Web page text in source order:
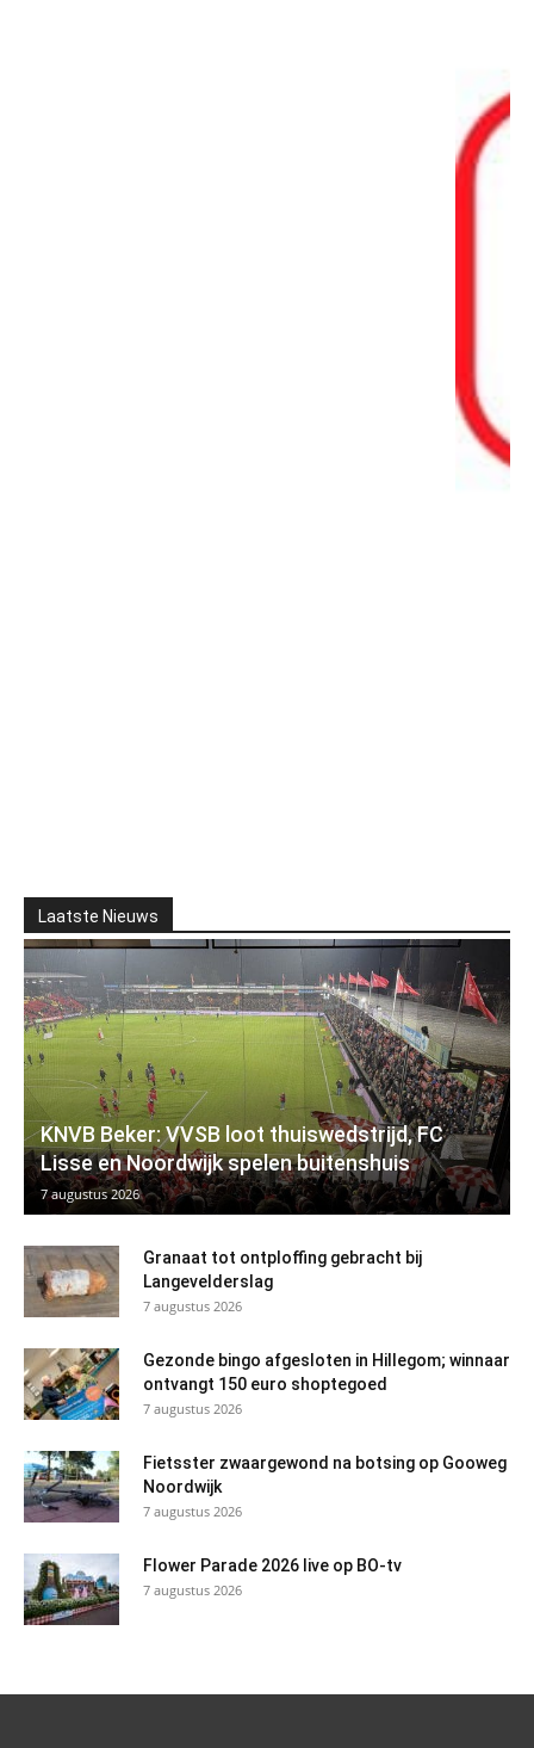
Laatste Nieuws
KNVB Beker: VVSB loot thuiswedstrijd, FC
Lisse en Noordwijk spelen buitenshuis
7 augustus 2026
Granaat tot ontploffing gebracht bij
Langevelderslag
7 augustus 2026
Gezonde bingo afgesloten in Hillegom; winnaar
ontvangt 150 euro shoptegoed
7 augustus 2026
Fietsster zwaargewond na botsing op Gooweg
Noordwijk
7 augustus 2026
Flower Parade 2026 live op BO-tv
7 augustus 2026